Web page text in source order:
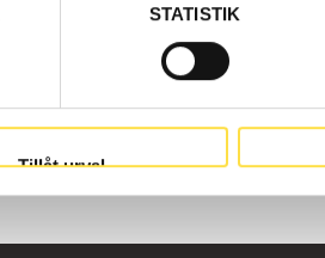
STATISTIK
Tillåt urval